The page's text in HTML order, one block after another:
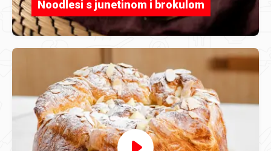
Noodlesi s junetinom i brokulom